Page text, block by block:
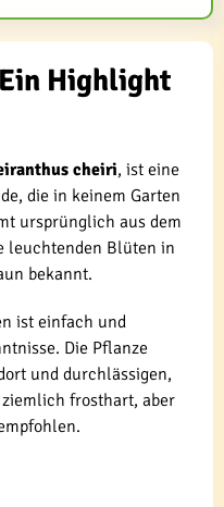
Highlight
cheiri, ist eine
die in keinem Garten
ursprünglich aus dem
leuchtenden Blüten in
bekannt.
ist einfach und
Die Pflanze
und durchlässigen,
frosthart, aber